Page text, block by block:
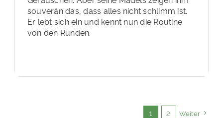
souverän das, dass alles nicht schlimm ist.
Er lebt sich ein und kennt nun die Routine
von den Runden.
1 2 Weiter